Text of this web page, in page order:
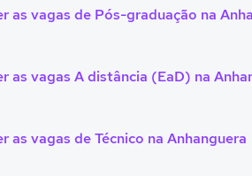
as vagas de Técnico na Anhanguera